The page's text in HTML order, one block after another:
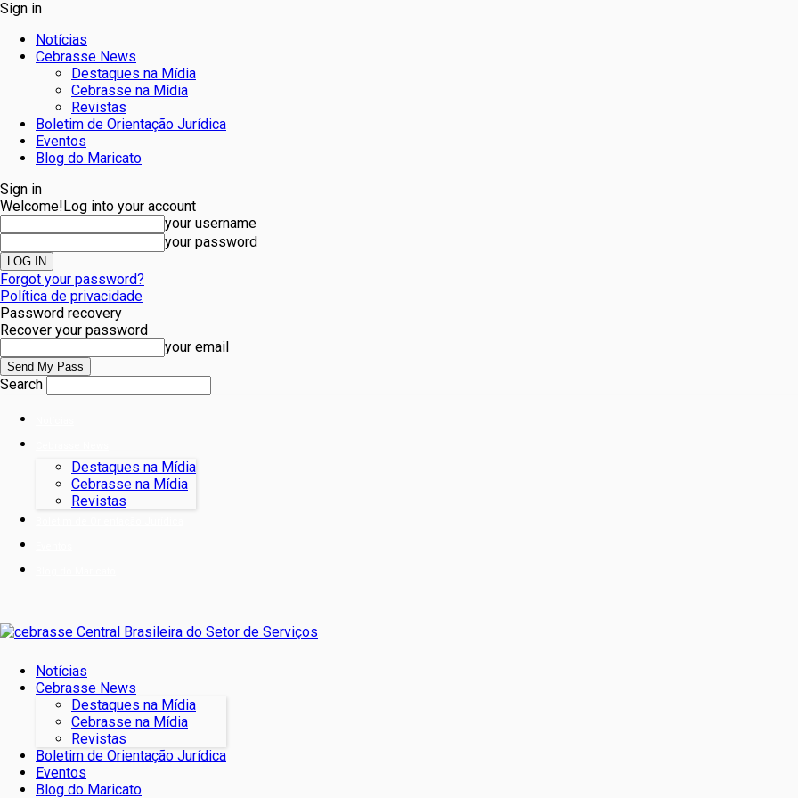
Sign in
Notícias
Cebrasse News
Destaques na Mídia
Cebrasse na Mídia
Revistas
Boletim de Orientação Jurídica
Eventos
Blog do Maricato
Sign in
Welcome!Log into your account
your username
your password
Forgot your password?
Política de privacidade
Password recovery
Recover your password
your email
Search
Destaques na Mídia
Cebrasse na Mídia
Revistas
Notícias
Cebrasse News
Destaques na Mídia
Cebrasse na Mídia
Revistas
Boletim de Orientação Jurídica
Eventos
Blog do Maricato